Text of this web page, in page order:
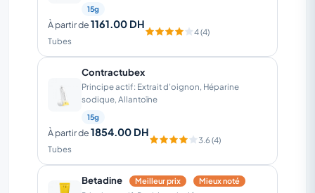
15g
À partir de1161.00 DH
Tubes
4 (4)
Contractubex
Principe actif: Extrait d’oignon, Héparine
sodique, Allantoïne
15g
À partir de1854.00 DH
Tubes
3.6 (4)
Betadine Meilleur prix Mieux noté